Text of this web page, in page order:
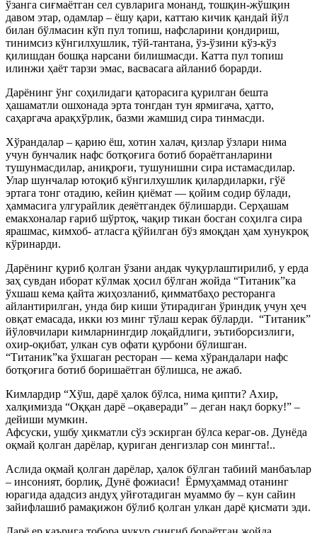
ўзанга сиғмаётган сел сувларига монанд, тошқин-жўшқин
давом этар, одамлар – ёшу қари, каттаю кичик қандай йўл
билан бўлмасин кўп пул топиш, нафсларини қондириш,
тинимсиз кўнгилхушлик, тўй-тантана, ўз-ўзини кўз-кўз
қилишдан бошқа нарсани билишмасди. Катта пул топиш
илинжи ҳаёт тарзи эмас, васвасага айланиб борарди.
Дарёнинг ўнг соҳилидаги қаторасига қурилган бешта
ҳашаматли ошхонада эрта тонгдан тун ярмигача, ҳатто,
саҳаргача арақхўрлик, базми жамшид сира тинмасди.
Хўрандалар – қарию ёш, хотин халач, қизлар ўзлари нима
учун бунчалик нафс ботқоғига ботиб бораётганларини
тушунмасдилар, аниқроғи, тушунишни сира истамасдилар.
Улар шунчалар ютоқиб кўнгилхушлик қилардиларки, гўё
эртага тонг отадию, кейин қиёмат — қойим содир бўлади,
ҳаммасига улгурайлик деяётгандек бўлишарди. Серҳашам
емакхоналар ғариб шўртоқ, чақир тикан босган соҳилга сира
ярашмас, кимхоб- атласга қўйилган бўз ямоқдан ҳам хунукроқ
кўринарди.
Дарёнинг қуриб қолган ўзани андак чуқурлаштирилиб, у ерда
заҳ сувдан иборат кўлмак ҳосил бўлган жойда “Титаник”ка
ўхшаш кема қайта жиҳозланиб, қимматбаҳо ресторанга
айлантирилган, унда бир киши ўтирадиган ўриндиқ учун ҳеч
овқат емасада, икки юз минг тўлаш керак бўларди. “Титаник”
йўловчилари кимларнингдир лоқайдлиги, эътиборсизлиги,
охир-оқибат, улкан сув офати қурбони бўлишган.
“Титаник”ка ўхшаган ресторан — кема хўрандалари нафс
ботқоғига ботиб боришаётган бўлишса, не ажаб.
Кимлардир “Хўш, дарё ҳалок бўлса, нима қипти? Ахир,
халқимизда “Оққан дарё –оқаверади” – деган нақл борку!” –
дейиши мумкин.
Афсуски, ушбу ҳикматли сўз эскирган бўлса кераг-ов. Дунёда
оқмай қолган дарёлар, қуриган денгизлар сон мингта!..
Аслида оқмай қолган дарёлар, ҳалок бўлган табиий манбаълар
– инсоният, борлиқ, Дунё фожиаси! Ёрмуҳаммад отанинг
юрагида ададсиз андуҳ уйғотадиган муаммо бу – кун сайин
зайифлашиб рамақижон бўлиб қолган улкан дарё қисмати эди.